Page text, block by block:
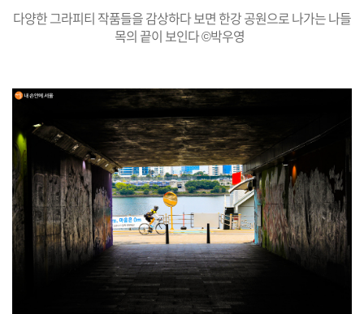
다양한 그라피티 작품들을 감상하다 보면 한강 공원으로 나가는 나들
목의 끝이 보인다 ©박우영